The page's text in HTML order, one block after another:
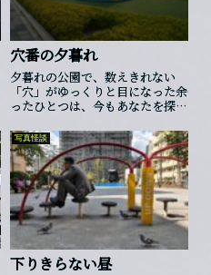
穴番の夕暮れ
夕暮れの公園で、数えきれない
「穴」がゆっくりと目になった――余
ったひとつは、今もあなたを探し
写真怪談
下りきらない昼